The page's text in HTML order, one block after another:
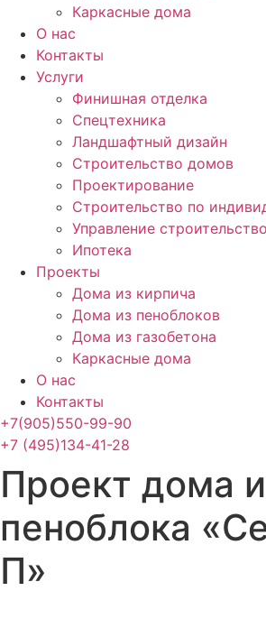
Каркасные дома
О нас
Контакты
Услуги
Финишная отделка
Спецтехника
Ландшафтный дизайн
Строительство домов
Проектирование
Строительство по
Управление
Ипотека
Проекты
Дома из кирпича
Дома из пеноблоков
Дома из газобетона
Каркасные дома
О нас
Контакты
+7(905)550-99-90
+7 (495)134-41-28
Проект дома
пеноблока
П»